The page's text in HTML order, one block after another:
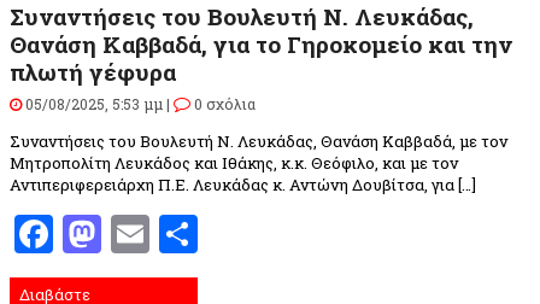
Συναντήσεις του Βουλευτή Ν. Λευκάδας,
Θανάση Καββαδά, για το Γηροκομείο και την
πλωτή γέφυρα
05/08/2025, 5:53 μμ | 0 σχόλια
Συναντήσεις του Βουλευτή Ν. Λευκάδας, Θανάση Καββαδά, με τον
Μητροπολίτη Λευκάδος και Ιθάκης, κ.κ. Θεόφιλο, και με τον
Αντιπεριφερειάρχη Π.Ε. Λευκάδας κ. Αντώνη Δουβίτσα, για […]
Facebook
Mastodon
Email
Διαβάστε